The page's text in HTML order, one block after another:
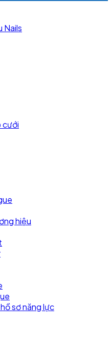
Nails
cưới
hiệu
sơ năng lực